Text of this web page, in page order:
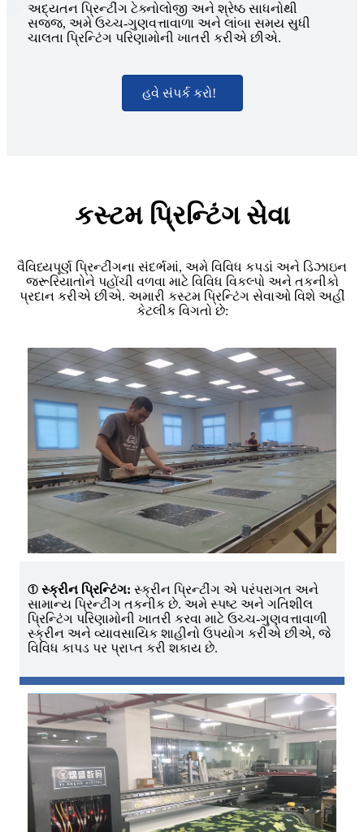
અદ્યતન પ્રિન્ટીંગ ટેક્નોલોજી અને શ્રેષ્ઠ સાધનોથી
સજ્જ, અમે ઉચ્ચ-ગુણવત્તાવાળા અને લાંબા સમય સુધી
ચાલતા પ્રિન્ટિંગ પરિણામોની ખાતરી કરીએ છીએ.
હવે સંપર્ક કરો!
કસ્ટમ પ્રિન્ટિંગ સેવા
વૈવિધ્યપૂર્ણ પ્રિન્ટીંગના સંદર્ભમાં, અમે વિવિધ કપડાં અને ડિઝાઇન
જરૂરિયાતોને પહોંચી વળવા માટે વિવિધ વિકલ્પો અને તકનીકો
પ્રદાન કરીએ છીએ. અમારી કસ્ટમ પ્રિન્ટિંગ સેવાઓ વિશે અહીં
કેટલીક વિગતો છે:
① સ્ક્રીન પ્રિન્ટિંગ: સ્ક્રીન પ્રિન્ટીંગ એ પરંપરાગત અને
સામાન્ય પ્રિન્ટીંગ તકનીક છે. અમે સ્પષ્ટ અને ગતિશીલ
પ્રિન્ટિંગ પરિણામોની ખાતરી કરવા માટે ઉચ્ચ-ગુણવત્તાવાળી
સ્ક્રીન અને વ્યાવસાયિક શાહીનો ઉપયોગ કરીએ છીએ, જે
વિવિધ કાપડ પર પ્રાપ્ત કરી શકાય છે.